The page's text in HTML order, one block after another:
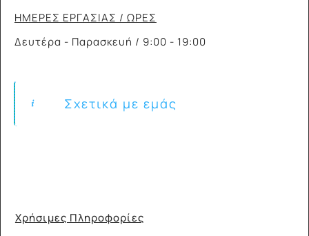
ΗΜΕΡΕΣ ΕΡΓΑΣΙΑΣ / ΩΡΕΣ
Δευτέρα - Παρασκευή / 9:00 - 19:00
Σχετικά με εμάς
Χρήσιμες Πληροφορίες